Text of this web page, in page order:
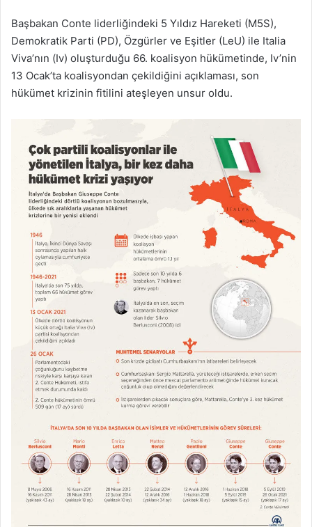
Başbakan Conte liderliğindeki 5 Yıldız Hareketi (M5S),
Demokratik Parti (PD), Özgürler ve Eşitler (LeU) ile Italia
Viva’nın (Iv) oluşturduğu 66. koalisyon hükümetinde, Iv’nin
13 Ocak’ta koalisyondan çekildiğini açıklaması, son
hükümet krizinin fitilini ateşleyen unsur oldu.